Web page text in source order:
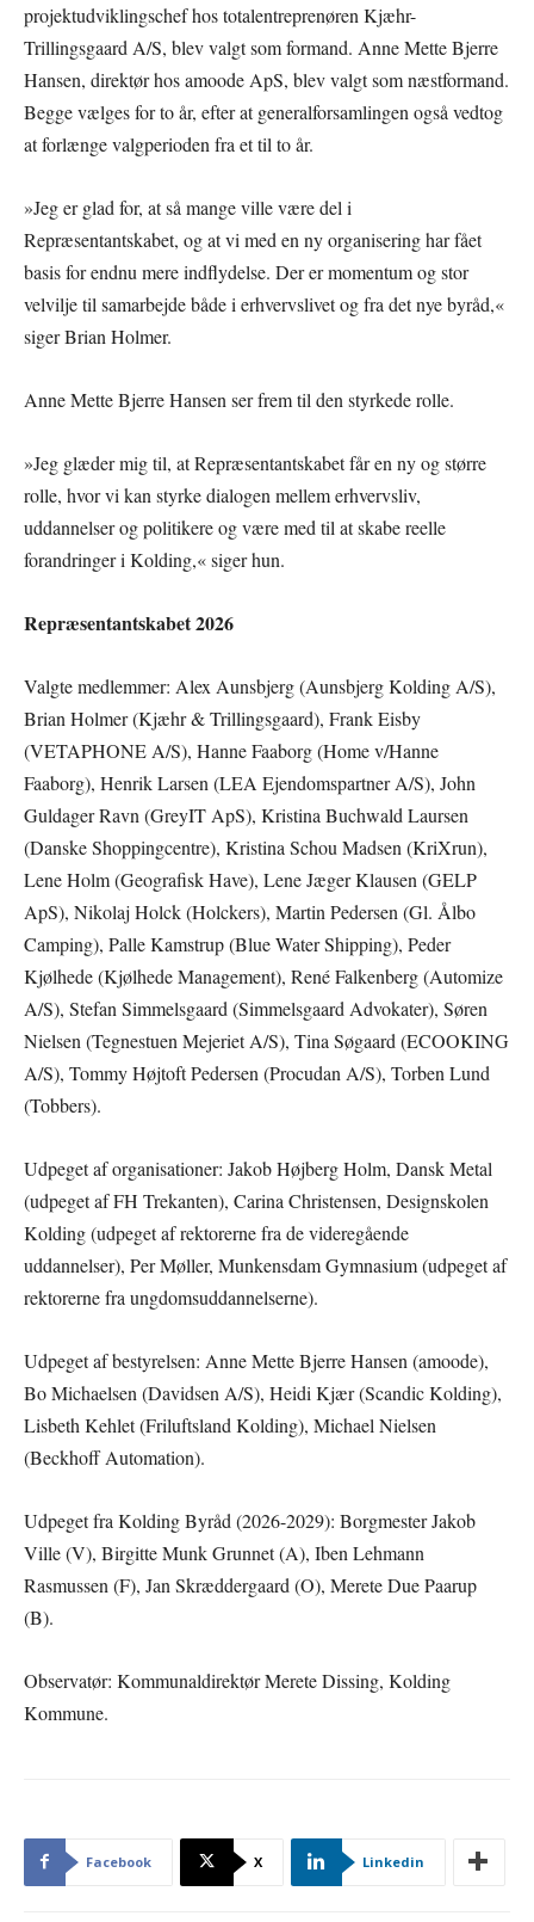
projektudviklingschef hos totalentreprenøren Kjæhr-
Trillingsgaard A/S, blev valgt som formand. Anne Mette Bjerre
Hansen, direktør hos amoode ApS, blev valgt som næstformand.
Begge vælges for to år, efter at generalforsamlingen også vedtog
at forlænge valgperioden fra et til to år.
»Jeg er glad for, at så mange ville være del i
Repræsentantskabet, og at vi med en ny organisering har fået
basis for endnu mere indflydelse. Der er momentum og stor
velvilje til samarbejde både i erhvervslivet og fra det nye byråd,«
siger Brian Holmer.
Anne Mette Bjerre Hansen ser frem til den styrkede rolle.
»Jeg glæder mig til, at Repræsentantskabet får en ny og større
rolle, hvor vi kan styrke dialogen mellem erhvervsliv,
uddannelser og politikere og være med til at skabe reelle
forandringer i Kolding,« siger hun.
Repræsentantskabet 2026
Valgte medlemmer: Alex Aunsbjerg (Aunsbjerg Kolding A/S),
Brian Holmer (Kjæhr & Trillingsgaard), Frank Eisby
(VETAPHONE A/S), Hanne Faaborg (Home v/Hanne
Faaborg), Henrik Larsen (LEA Ejendomspartner A/S), John
Guldager Ravn (GreyIT ApS), Kristina Buchwald Laursen
(Danske Shoppingcentre), Kristina Schou Madsen (KriXrun),
Lene Holm (Geografisk Have), Lene Jæger Klausen (GELP
ApS), Nikolaj Holck (Holckers), Martin Pedersen (Gl. Ålbo
Camping), Palle Kamstrup (Blue Water Shipping), Peder
Kjølhede (Kjølhede Management), René Falkenberg (Automize
A/S), Stefan Simmelsgaard (Simmelsgaard Advokater), Søren
Nielsen (Tegnestuen Mejeriet A/S), Tina Søgaard (ECOOKING
A/S), Tommy Højtoft Pedersen (Procudan A/S), Torben Lund
(Tobbers).
Udpeget af organisationer: Jakob Højberg Holm, Dansk Metal
(udpeget af FH Trekanten), Carina Christensen, Designskolen
Kolding (udpeget af rektorerne fra de videregående
uddannelser), Per Møller, Munkensdam Gymnasium (udpeget af
rektorerne fra ungdomsuddannelserne).
Udpeget af bestyrelsen: Anne Mette Bjerre Hansen (amoode),
Bo Michaelsen (Davidsen A/S), Heidi Kjær (Scandic Kolding),
Lisbeth Kehlet (Friluftsland Kolding), Michael Nielsen
(Beckhoff Automation).
Udpeget fra Kolding Byråd (2026-2029): Borgmester Jakob
Ville (V), Birgitte Munk Grunnet (A), Iben Lehmann
Rasmussen (F), Jan Skræddergaard (O), Merete Due Paarup
(B).
Observatør: Kommunaldirektør Merete Dissing, Kolding
Kommune.
Facebook X Linkedin